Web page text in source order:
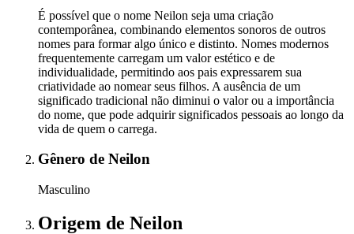
É possível que o nome Neilon seja uma criação
contemporânea, combinando elementos sonoros de outros
nomes para formar algo único e distinto. Nomes modernos
frequentemente carregam um valor estético e de
individualidade, permitindo aos pais expressarem sua
criatividade ao nomear seus filhos. A ausência de um
significado tradicional não diminui o valor ou a importância
do nome, que pode adquirir significados pessoais ao longo da
vida de quem o carrega.
Gênero de Neilon
Masculino
Origem de Neilon